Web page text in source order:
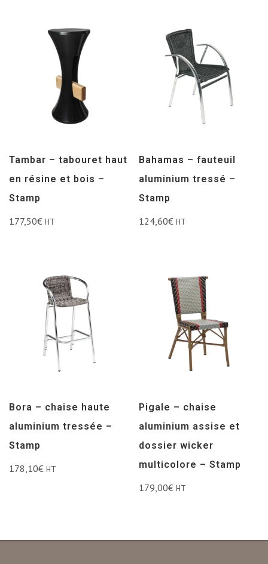
Tambar – tabouret haut
en résine et bois –
Stamp
177,50€ HT
Bahamas – fauteuil
aluminium tressé –
Stamp
124,60€ HT
Bora – chaise haute
aluminium tressée –
Stamp
178,10€ HT
Pigale – chaise
aluminium assise et
dossier wicker
multicolore – Stamp
179,00€ HT